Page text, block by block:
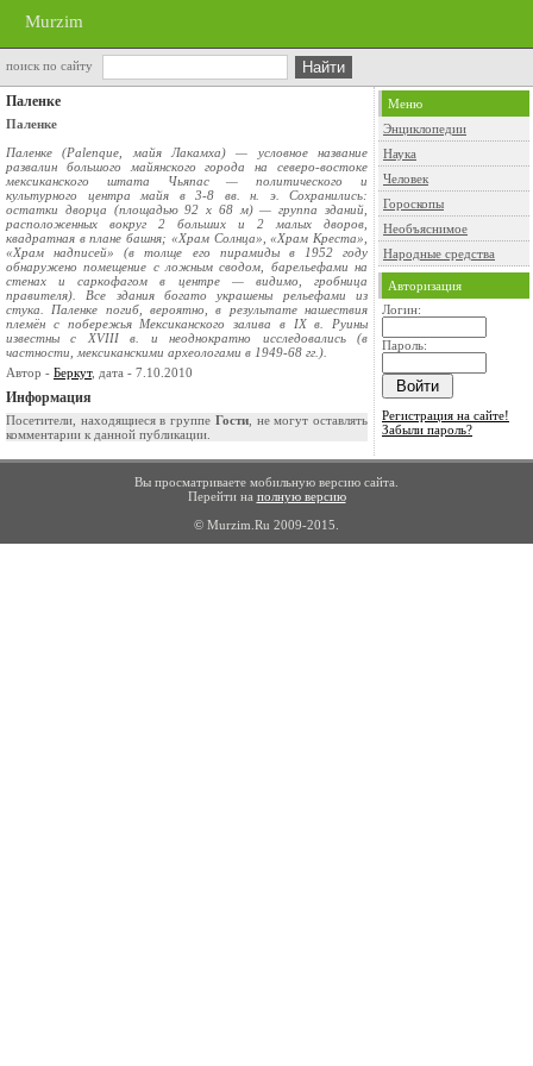
Murzim
поиск по сайту
Паленке
Паленке
Паленке (Palenque, майя Лакамха) — условное название
развалин большого майянского города на северо-востоке
мексиканского штата Чьяпас — политического и
культурного центра майя в 3-8 вв. н. э. Сохранились:
остатки дворца (площадью 92 x 68 м) — группа зданий,
расположенных вокруг 2 больших и 2 малых дворов,
квадратная в плане башня; «Храм Солнца», «Храм Креста»,
«Храм надписей» (в толще его пирамиды в 1952 году
обнаружено помещение с ложным сводом, барельефами на
стенах и саркофагом в центре — видимо, гробница
правителя). Все здания богато украшены рельефами из
стука. Паленке погиб, вероятно, в результате нашествия
племён с побережья Мексиканского залива в IX в. Руины
известны с XVIII в. и неоднократно исследовались (в
частности, мексиканскими археологами в 1949-68 гг.).
Автор - Беркут, дата - 7.10.2010
Информация
Посетители, находящиеся в группе Гости, не могут оставлять
комментарии к данной публикации.
Меню
Энциклопедии
Наука
Человек
Гороскопы
Необъяснимое
Народные средства
Авторизация
Логин:
Пароль:
Регистрация на сайте!
Забыли пароль?
Вы просматриваете мобильную версию сайта.
Перейти на полную версию
© Murzim.Ru 2009-2015.